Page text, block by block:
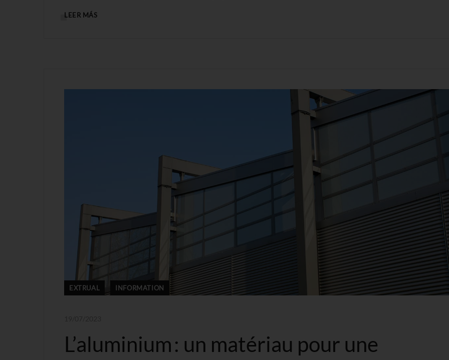
LEER MÁS
EXTRUAL INFORMATION
L’aluminium : un matériau pour une